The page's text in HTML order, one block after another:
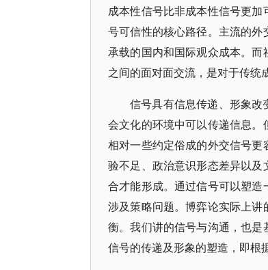
成本性信号比非成本性信号更
号可信性的核心路径。主流的
承载的国内和国际观众成本。
之间的面对面交流，是对于传统
信号具有信息传递、形象
会文化的环境中可以传递信息。
相对一些约定俗成的外交信号
验不足、政治意识形态差异以
合才能形成。通过信号可以塑
涉及策略问题。博弈论实际上
衡。我们讲的信号与沟通，也
信号的传递及形象的塑造，即根